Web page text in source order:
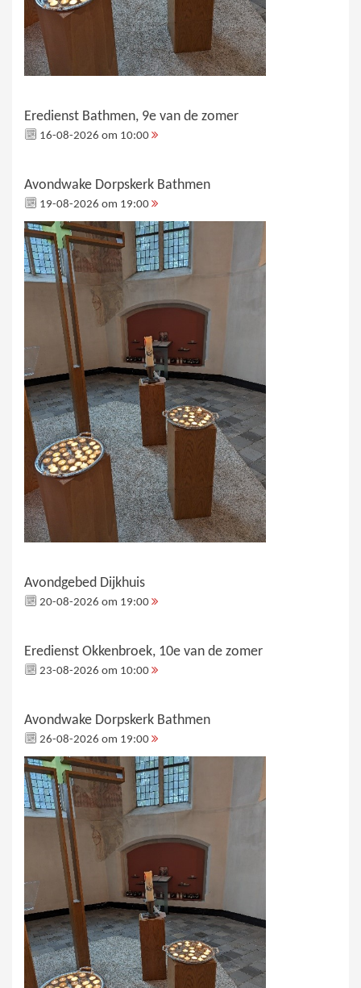
Eredienst Bathmen, 9e van de zomer
16-08-2026 om 10:00
Avondwake Dorpskerk Bathmen
19-08-2026 om 19:00
Avondgebed Dijkhuis
20-08-2026 om 19:00
Eredienst Okkenbroek, 10e van de zomer
23-08-2026 om 10:00
Avondwake Dorpskerk Bathmen
26-08-2026 om 19:00